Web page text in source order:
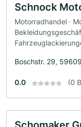
Schnock
Motorradhandel ·
Boschstr. 29,
0.0 (0